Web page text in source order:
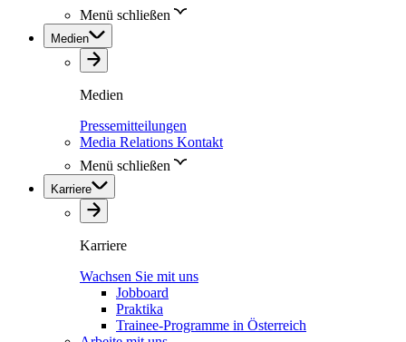
Menü schließen
Medien
Medien
Pressemitteilungen
Media Relations Kontakt
Menü schließen
Karriere
Karriere
Wachsen Sie mit uns
Jobboard
Praktika
Trainee-Programme in Österreich